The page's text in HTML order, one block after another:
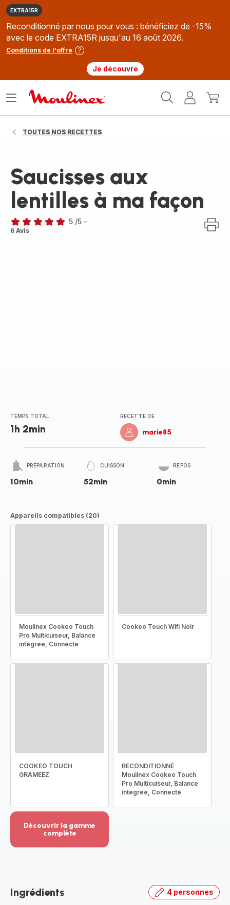
EXTRA15R
Reconditionné par nous pour vous : bénéficiez de -15%
avec le code EXTRA15R jusqu'au 16 août 2026.
Conditions de l'offre
Je découvre
MonMon
Ouvrir
TOUTES NOS RECETTES
Saucisses aux
lentilles à ma façon
Avis
5 /5 -
6 Avis
TEMPS TOTAL
1h 2min
RECETTE DE
marie85
PRÉPARATION
10min
CUISSON
52min
REPOS
0min
Appareils compatibles (20)
Moulinex Cookeo Touch
Pro Multicuiseur, Balance
intégrée, Connecté
Cookeo Touch Wifi Noir
COOKEO TOUCH
GRAMEEZ
RECONDITIONNÉ
Moulinex Cookeo Touch
Pro Multicuiseur, Balance
intégrée, Connecté
Découvrir la gamme
complète
-
gamme
Ingrédients 4 personnes